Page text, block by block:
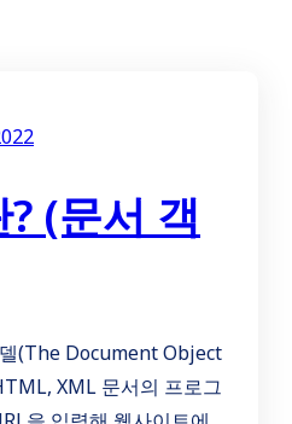
(문서 객
(The Document Object
XML 문서의 프로그